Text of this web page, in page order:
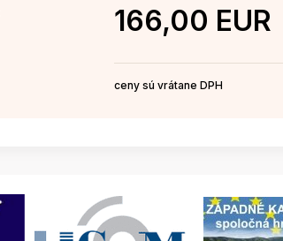
166,00 EUR
ceny sú vrátane DPH